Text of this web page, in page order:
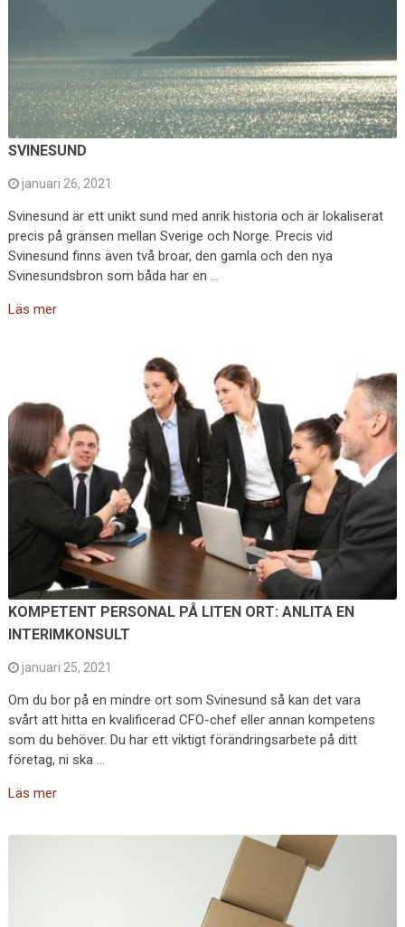
SVINESUND
januari 26, 2021
Svinesund är ett unikt sund med anrik historia och är lokaliserat
precis på gränsen mellan Sverige och Norge. Precis vid
Svinesund finns även två broar, den gamla och den nya
Svinesundsbron som båda har en …
Läs mer
KOMPETENT PERSONAL PÅ LITEN ORT: ANLITA EN
INTERIMKONSULT
januari 25, 2021
Om du bor på en mindre ort som Svinesund så kan det vara
svårt att hitta en kvalificerad CFO-chef eller annan kompetens
som du behöver. Du har ett viktigt förändringsarbete på ditt
företag, ni ska …
Läs mer